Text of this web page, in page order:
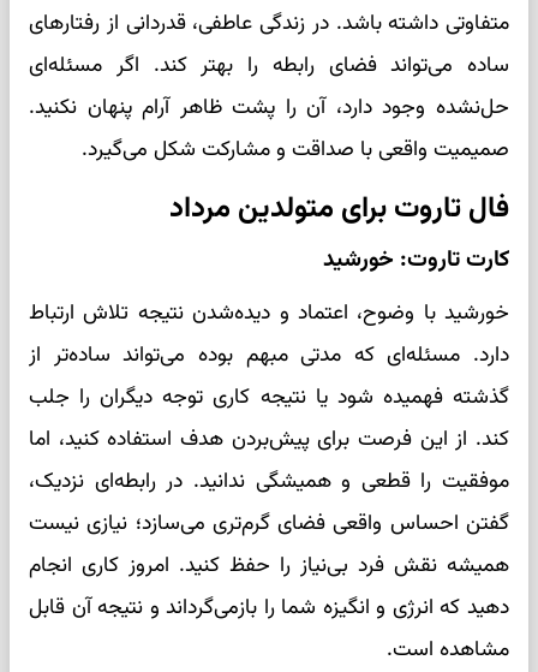
متفاوتی داشته باشد. در زندگی عاطفی، قدردانی از رفتارهای
ساده می‌تواند فضای رابطه را بهتر کند. اگر مسئله‌ای
حل‌نشده وجود دارد، آن را پشت ظاهر آرام پنهان نکنید.
صمیمیت واقعی با صداقت و مشارکت شکل می‌گیرد.
فال تاروت برای متولدین مرداد
کارت تاروت: خورشید
خورشید با وضوح، اعتماد و دیده‌شدن نتیجه تلاش ارتباط
دارد. مسئله‌ای که مدتی مبهم بوده می‌تواند ساده‌تر از
گذشته فهمیده شود یا نتیجه کاری توجه دیگران را جلب
کند. از این فرصت برای پیش‌بردن هدف استفاده کنید، اما
موفقیت را قطعی و همیشگی ندانید. در رابطه‌ای نزدیک،
گفتن احساس واقعی فضای گرم‌تری می‌سازد؛ نیازی نیست
همیشه نقش فرد بی‌نیاز را حفظ کنید. امروز کاری انجام
دهید که انرژی و انگیزه شما را بازمی‌گرداند و نتیجه آن قابل
مشاهده است.